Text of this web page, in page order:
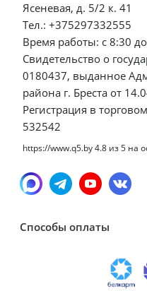
Ясеневая, д. 5/2 к. 41
Тел.: +375297332555
Время работы: с 8:30
Свидетельство о
0180437, выданное
района г. Бреста от
Регистрация в
532542
https://www.q5.by4.8 из5 на
Способы оплаты